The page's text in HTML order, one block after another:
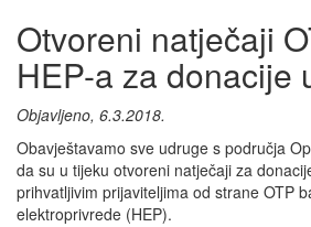
Otvoreni natječaji
HEP-a za donacije
Objavljeno, 6.3.2018.
Obavještavamo sve udruge s područja
da su u tijeku otvoreni natječaji za
prihvatljivim prijaviteljima od strane OTP
elektroprivrede (HEP).